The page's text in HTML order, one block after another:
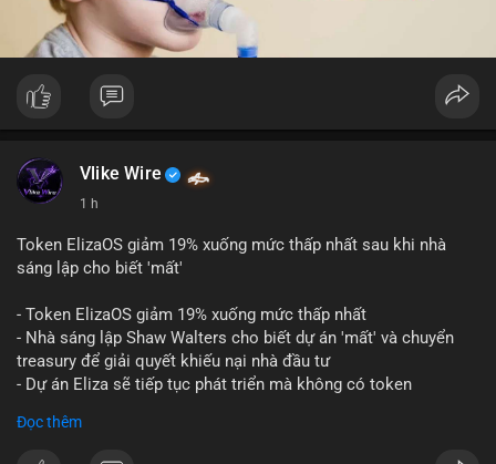
Vlike Wire
1 h
Token ElizaOS giảm 19% xuống mức thấp nhất sau khi nhà
sáng lập cho biết 'mất'
- Token ElizaOS giảm 19% xuống mức thấp nhất
- Nhà sáng lập Shaw Walters cho biết dự án 'mất' và chuyển
treasury để giải quyết khiếu nại nhà đầu tư
- Dự án Eliza sẽ tiếp tục phát triển mà không có token
Đọc thêm